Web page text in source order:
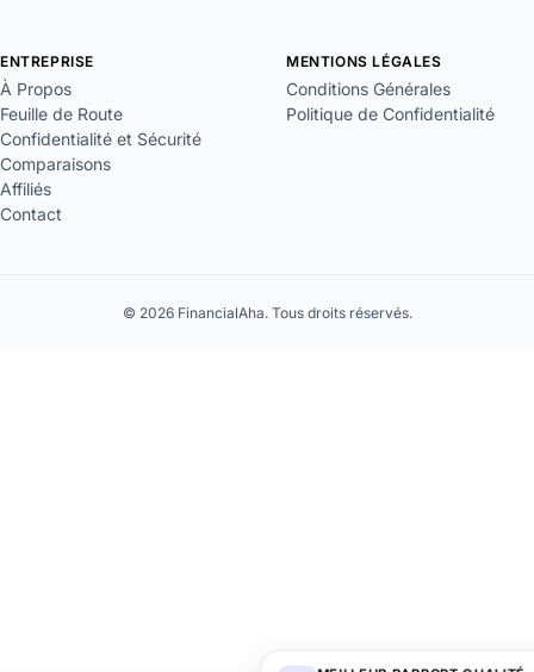
ENTREPRISE
À Propos
Feuille de Route
Confidentialité et Sécurité
Comparaisons
Affiliés
Contact
MENTIONS LÉGALES
Conditions Générales
Politique de Confidentialité
© 2026 FinancialAha. Tous droits réservés.